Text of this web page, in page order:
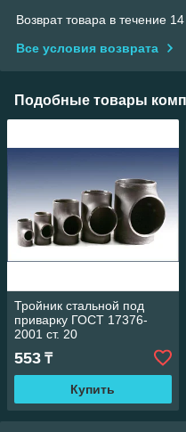
Возврат товара в течение
Все условия возврата
Подобные товары
Тройник стальной под
приварку ГОСТ 17376-
2001 ст. 20
553 ₸
Купить